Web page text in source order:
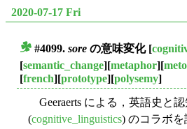
2020-07-17 Fri
#4099. sore の意味変化[
[semantic_change][metaphor][
[french][prototype][polysemy]
Geeraerts による，英語史と
(cognitive_linguistics) のコラボ